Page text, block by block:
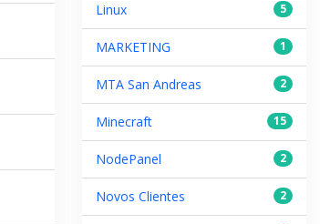
5
Linux
1
MARKETING
2
MTA San Andreas
15
Minecraft
2
NodePanel
2
Novos Clientes